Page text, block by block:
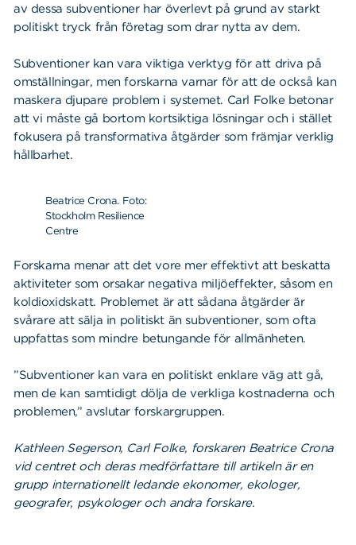
av dessa subventioner har överlevt på grund av starkt
politiskt tryck från företag som drar nytta av dem.
Subventioner kan vara viktiga verktyg för att driva på
omställningar, men forskarna varnar för att de också kan
maskera djupare problem i systemet. Carl Folke betonar
att vi måste gå bortom kortsiktiga lösningar och i stället
fokusera på transformativa åtgärder som främjar verklig
hållbarhet.
Beatrice Crona. Foto:
Stockholm Resilience
Centre
Forskarna menar att det vore mer effektivt att beskatta
aktiviteter som orsakar negativa miljöeffekter, såsom en
koldioxidskatt. Problemet är att sådana åtgärder är
svårare att sälja in politiskt än subventioner, som ofta
uppfattas som mindre betungande för allmänheten.
”Subventioner kan vara en politiskt enklare väg att gå,
men de kan samtidigt dölja de verkliga kostnaderna och
problemen,” avslutar forskargruppen.
Kathleen Segerson, Carl Folke, forskaren Beatrice Crona
vid centret och deras medförfattare till artikeln är en
grupp internationellt ledande ekonomer, ekologer,
geografer, psykologer och andra forskare.